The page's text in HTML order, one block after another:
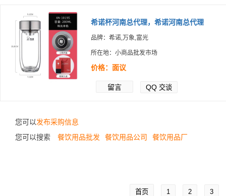
希诺杯河南总代理，希诺河南总代理
品牌：希诺,万象,富光
所在地：小商品批发市场
价格：面议
留言 QQ 交谈
您可以发布采购信息
您可以搜索
餐饮用品批发 餐饮用品公司 餐饮用品厂
首页 1 2 3